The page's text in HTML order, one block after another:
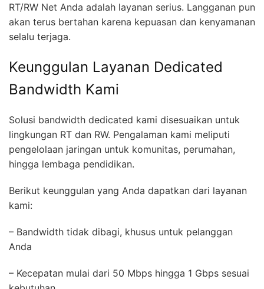
RT/RW Net Anda adalah layanan serius. Langganan pun
akan terus bertahan karena kepuasan dan kenyamanan
selalu terjaga.
Keunggulan Layanan Dedicated
Bandwidth Kami
Solusi bandwidth dedicated kami disesuaikan untuk
lingkungan RT dan RW. Pengalaman kami meliputi
pengelolaan jaringan untuk komunitas, perumahan,
hingga lembaga pendidikan.
Berikut keunggulan yang Anda dapatkan dari layanan
kami:
– Bandwidth tidak dibagi, khusus untuk pelanggan
Anda
– Kecepatan mulai dari 50 Mbps hingga 1 Gbps sesuai